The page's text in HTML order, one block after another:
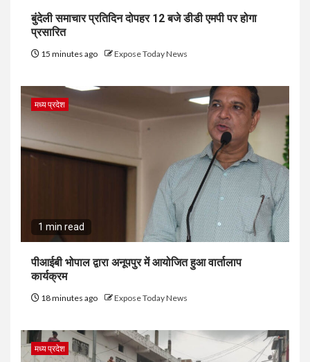
बुंदेली समाचार प्रतिदिन दोपहर 12 बजे डीडी एमपी पर होगा
प्रसारित
15 minutes ago Expose Today News
मध्य प्रदेश
1 min read
पीआईबी भोपाल द्वारा अनूपपुर में आयोजित हुआ वार्तालाप
कार्यक्रम
18 minutes ago Expose Today News
मध्य प्रदेश